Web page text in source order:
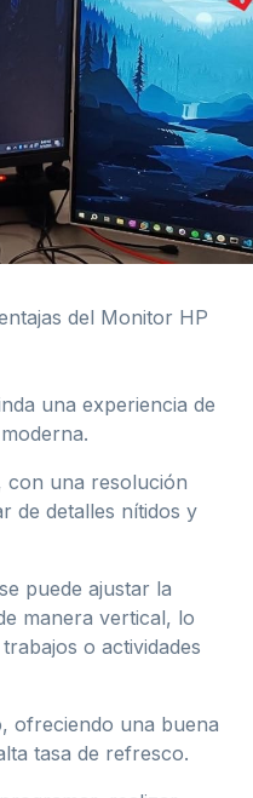
del Monitor HP
una experiencia de
con una resolución
de detalles nítidos y
puede ajustar la
manera vertical, lo
o actividades
ofreciendo una buena
tasa de refresco.